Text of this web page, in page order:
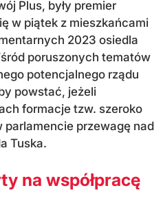
Plus, były premier
w piątek z mieszkańcami
2023 osiedla
poruszonych tematów
potencjalnego rządu
powstać, jeżeli
formacje tzw. szeroko
przewagę nad
Tuska.
na współpracę